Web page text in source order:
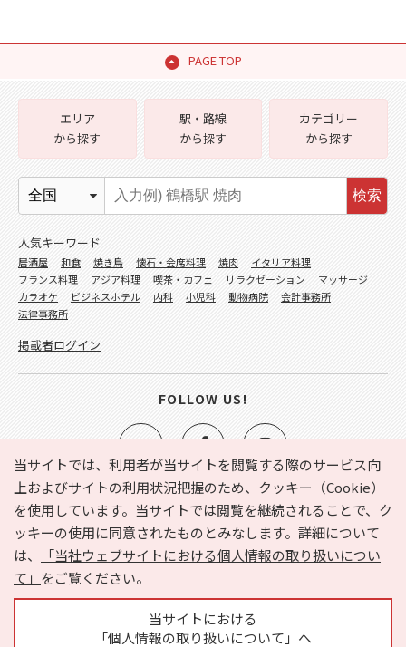
PAGE TOP
当サイトでは、利用者が当サイトを閲覧する際のサービス向
上およびサイトの利用状況把握のため、クッキー（Cookie）
を使用しています。当サイトでは閲覧を継続されることで、ク
ッキーの使用に同意されたものとみなします。詳細について
は、
「当社ウェブサイトにおける個人情報の取り扱いについ
て」 をご覧ください。
当サイトにおける
「個人情報の取り扱いについて」へ
e-NAVITA（イーナビタ）とは？ お気に入り
ヘルプ
利用規約
個人情報の取り扱いについて
運営会社
サイトマップ
広告掲載に関するお問い合わせ
エリア
から探す
駅・路線
から探す
カテゴリー
から探す
検索
人気キーワード
居酒屋 和食 焼き鳥 懐石・会席料理 焼肉
イタリア料理
フランス料理
アジア料理 喫茶・カフェ リラクゼーション
マッサージ
カラオケ
ビジネスホテル 内科 小児科 動物病院
会計事務所
法律事務所
掲載者ログイン
FOLLOW US!